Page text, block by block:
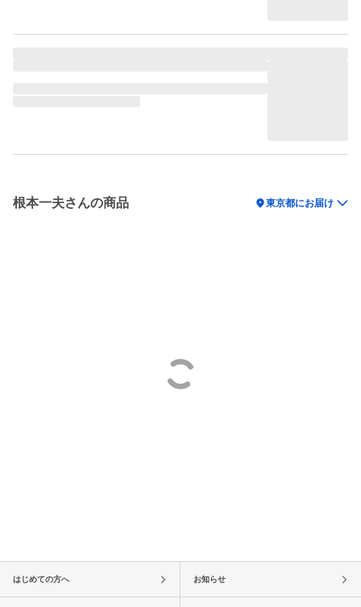
根本一夫さんの商品 location_on東京都にお届け
はじめての方へ お知らせ